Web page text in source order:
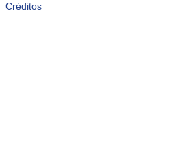
Créditos